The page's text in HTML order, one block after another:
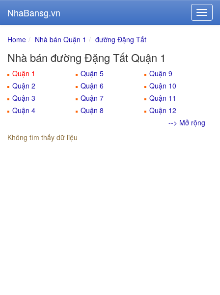
NhaBansg.vn
Home Nhà bán Quận 1 đường Đặng Tất
Nhà bán đường Đặng Tất Quận 1
Quận 1
Quận 2
Quận 3
Quận 4
Quận 5
Quận 6
Quận 7
Quận 8
Quận 9
Quận 10
Quận 11
Quận 12
--> Mở rộng
Không tìm thấy dữ liệu